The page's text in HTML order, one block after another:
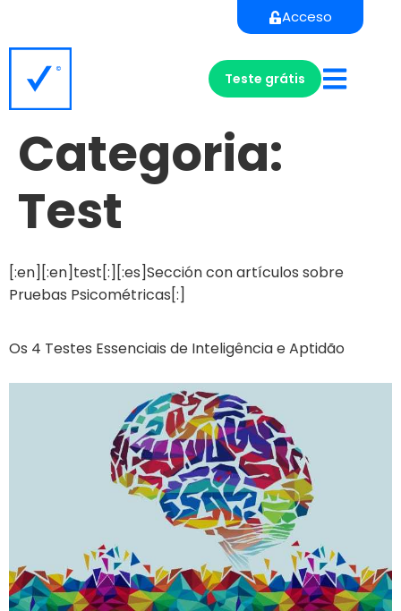
Acceso
Teste grátis
Categoria:
Test
[:en][:en]test[:][:es]Sección con artículos sobre
Pruebas Psicométricas[:]
Os 4 Testes Essenciais de Inteligência e Aptidão